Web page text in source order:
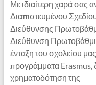
Με ιδιαίτερη χαρά σας
Διαπιστευμένου
Διεύθυνσης
Διεύθυνση
ένταξη του σχολείου
προγράμματα Erasmus,
χρηματοδότηση της